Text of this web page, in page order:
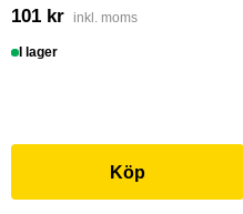
101 kr inkl. moms
I lager
Köp